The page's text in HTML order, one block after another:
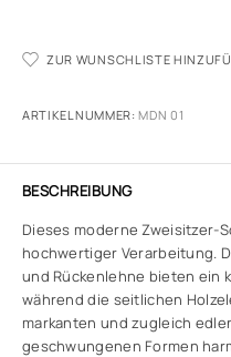
ZUR WUNSCHLISTE
ARTIKELNUMMER:MDN 01
BESCHREIBUNG
Dieses moderne Zweisitzer-
hochwertiger Verarbeitung.
und Rückenlehne bieten ein
während die seitlichen
markanten und zugleich
geschwungenen Formen